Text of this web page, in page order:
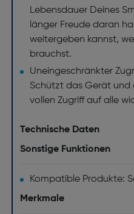
Lebensdauer Deines
länger Freude daran
weitergeben kannst,
brauchst.
Uneingeschränkter
Schützt das Gerät
vollen Zugriff auf alle
Technische Daten
Sonstige Funktionen
Kompatible Produkte:
Merkmale